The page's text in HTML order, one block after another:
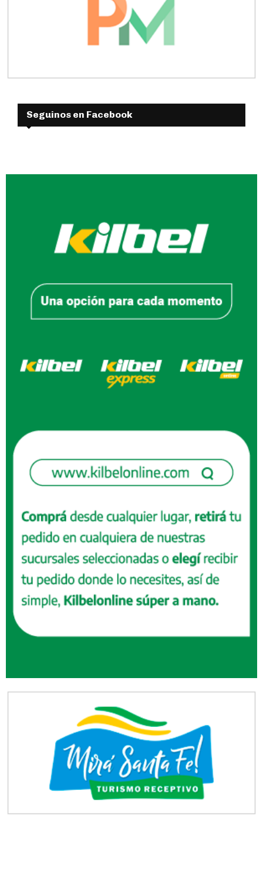
Seguinos en Facebook